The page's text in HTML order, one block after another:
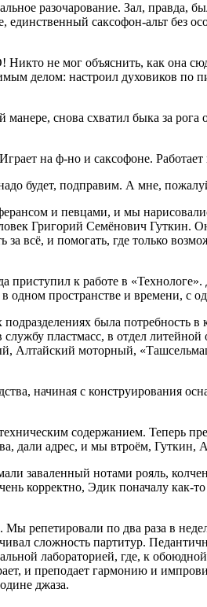
разочарование. Зал, правда,
саксофон-альт без
не мог объяснить, как она
делом: настроил духовиков по
снова схватил быка за
на ф-но и саксофоне.
будет, подправим. А мне,
и певцами, и мы
Григорий Семёнович Гуткин.
всё, и помогать, где только
приступил к работе в
одном пространстве и времени, с
была потребность
пластмасс, в отдел
Алтайский моторный,
начиная с конструирования
содержанием. Теперь
дали адрес, и мы втроём, Гуткин,
заваленный нотами рояль,
корректно, Эдик поначалу как-
репетировали по два раза в
сложность партитур.
лабораторией, где, к
и преподает гармонию и
джаза.